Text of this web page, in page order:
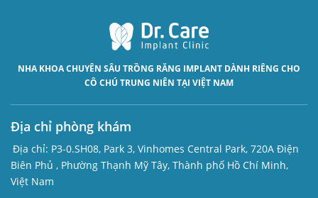
NHA KHOA CHUYÊN SÂU TRỒNG RĂNG IMPLANT DÀNH RIÊNG CHO
CÔ CHÚ TRUNG NIÊN TẠI VIỆT NAM
Địa chỉ phòng khám
Địa chỉ: P3-0.SH08, Park 3, Vinhomes Central Park, 720A Điện
Biên Phủ , Phường Thạnh Mỹ Tây, Thành phố Hồ Chí Minh,
Việt Nam